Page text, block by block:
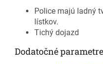
Police majú ladný
lístkov.
Tichý dojazd
Dodatočné parametre